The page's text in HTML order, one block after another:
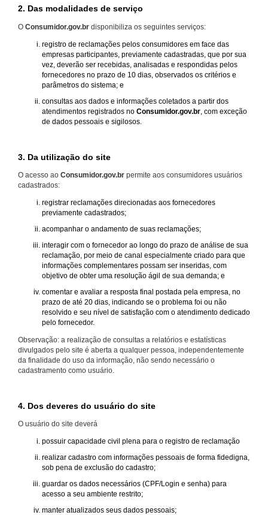
2. Das modalidades de serviço
O Consumidor.gov.br disponibiliza os seguintes serviços:
registro de reclamações pelos consumidores em face das
empresas participantes, previamente cadastradas, que por sua
vez, deverão ser recebidas, analisadas e respondidas pelos
fornecedores no prazo de 10 dias, observados os critérios e
parâmetros do sistema; e
consultas aos dados e informações coletados a partir dos
atendimentos registrados no Consumidor.gov.br , com exceção
de dados pessoais e sigilosos.
3. Da utilização do site
O acesso ao Consumidor.gov.br permite aos consumidores usuários
cadastrados:
registrar reclamações direcionadas aos fornecedores
previamente cadastrados;
acompanhar o andamento de suas reclamações;
interagir com o fornecedor ao longo do prazo de análise de sua
reclamação, por meio de canal especialmente criado para que
informações complementares possam ser inseridas, com
objetivo de obter uma resolução ágil de sua demanda; e
comentar e avaliar a resposta final postada pela empresa, no
prazo de até 20 dias, indicando se o problema foi ou não
resolvido e seu nível de satisfação com o atendimento dedicado
pelo fornecedor.
Observação: a realização de consultas a relatórios e estatísticas
divulgados pelo site é aberta a qualquer pessoa, independentemente
da finalidade do uso da informação, não sendo necessário o
cadastramento como usuário.
4. Dos deveres do usuário do site
O usuário do site deverá
possuir capacidade civil plena para o registro de reclamação
realizar cadastro com informações pessoais de forma fidedigna,
sob pena de exclusão do cadastro;
guardar os dados necessários (CPF/Login e senha) para
acesso a seu ambiente restrito;
manter atualizados seus dados pessoais;